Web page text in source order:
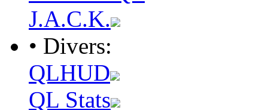
J.A.C.K.
• Divers:
QLHUD
QL Stats